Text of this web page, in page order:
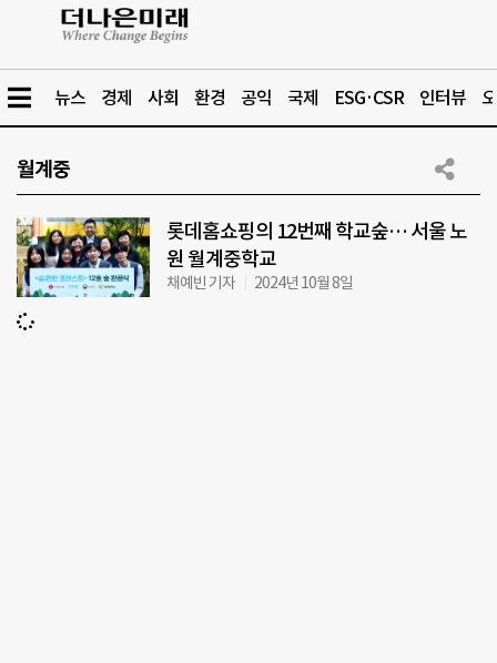
뉴스 경제 사회 환경 공익 국제 ESG·CSR 인터뷰
월계중
롯데홈쇼핑의 12번째 학교숲… 서울 노
원 월계중학교
채예빈 기자 2024년 10월 8일